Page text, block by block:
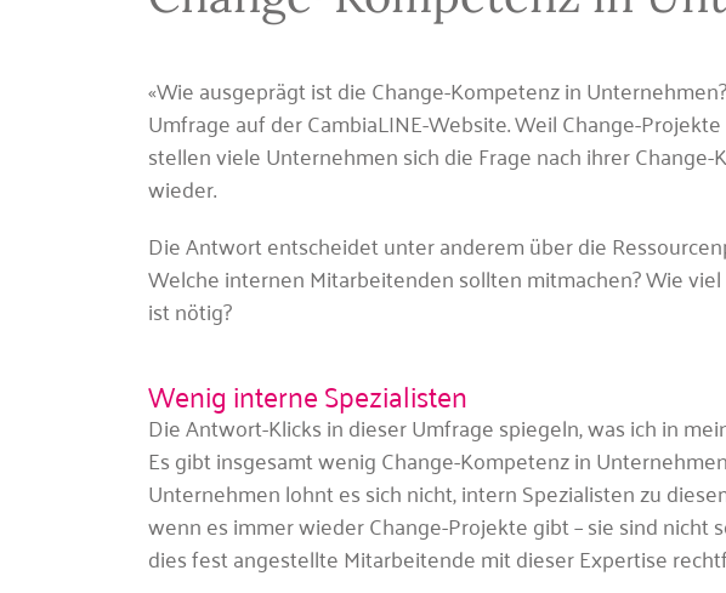
«Wie ausgeprägt ist die Change-Kompetenz in
Umfrage auf der CambiaLINE-Website. Weil Change-
stellen viele Unternehmen sich die Frage nach ihrer
wieder.
Die Antwort entscheidet unter anderem über die
Welche internen Mitarbeitenden sollten mitmachen? Wie
ist nötig?
Wenig interne Spezialisten
Die Antwort-Klicks in dieser Umfrage spiegeln, was ich in
Es gibt insgesamt wenig Change-Kompetenz in
Unternehmen lohnt es sich nicht, intern Spezialisten zu
wenn es immer wieder Change-Projekte gibt – sie sind nicht
dies fest angestellte Mitarbeitende mit dieser Expertise